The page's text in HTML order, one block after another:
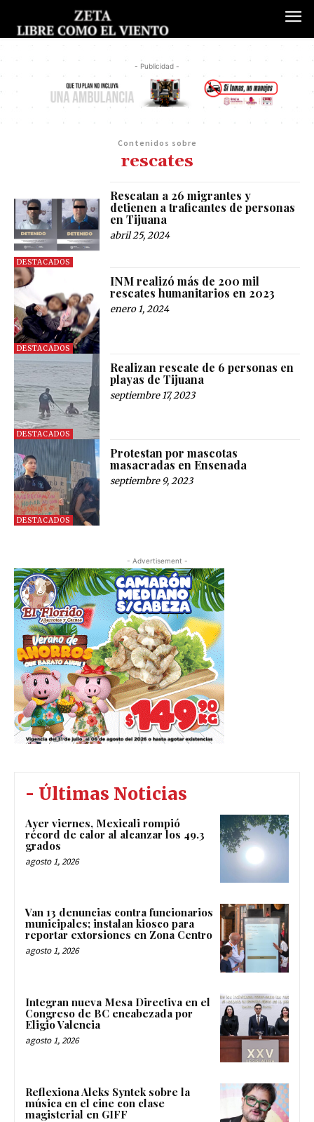
- Publicidad -
Contenidos sobre
rescates
DESTACADOS
Rescatan a 26 migrantes y
detienen a traficantes de personas
en Tijuana
abril 25, 2024
DESTACADOS
INM realizó más de 200 mil
rescates humanitarios en 2023
enero 1, 2024
DESTACADOS
Realizan rescate de 6 personas en
playas de Tijuana
septiembre 17, 2023
DESTACADOS
Protestan por mascotas
masacradas en Ensenada
septiembre 9, 2023
- Advertisement -
- Últimas Noticias
Ayer viernes, Mexicali rompió
récord de calor al alcanzar los 49.3
grados
agosto 1, 2026
Van 13 denuncias contra funcionarios
municipales; instalan kiosco para
reportar extorsiones en Zona Centro
agosto 1, 2026
Integran nueva Mesa Directiva en el
Congreso de BC encabezada por
Eligio Valencia
agosto 1, 2026
Reflexiona Aleks Syntek sobre la
música en el cine con clase
magisterial en GIFF